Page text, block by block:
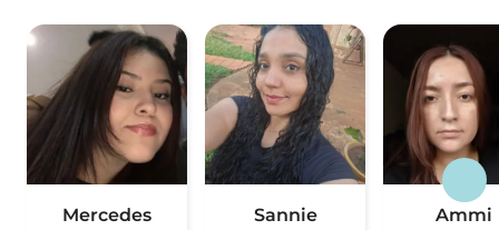
Mercedes
Sannie
Ammi